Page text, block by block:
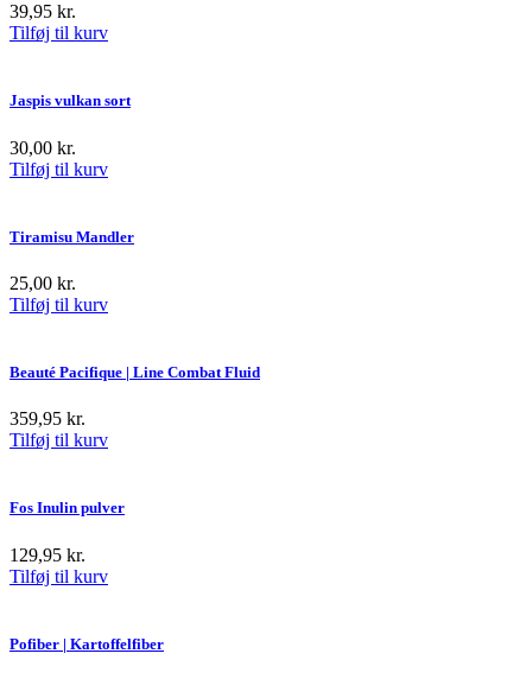
39,95 kr.
Tilføj til kurv
Jaspis vulkan sort
30,00 kr.
Tilføj til kurv
Tiramisu Mandler
25,00 kr.
Tilføj til kurv
Beauté Pacifique | Line Combat Fluid
359,95 kr.
Tilføj til kurv
Fos Inulin pulver
129,95 kr.
Tilføj til kurv
Pofiber | Kartoffelfiber